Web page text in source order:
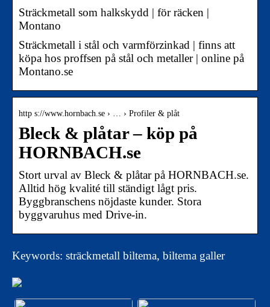
Sträckmetall som halkskydd | för räcken |
Montano
Sträckmetall i stål och varmförzinkad | finns att
köpa hos proffsen på stål och metaller | online på
Montano.se
http s://www.hornbach.se › … › Profiler & plåt
Bleck & plåtar – köp på
HORNBACH.se
Stort urval av Bleck & plåtar på HORNBACH.se.
Alltid hög kvalité till ständigt lågt pris.
Byggbranschens nöjdaste kunder. Stora
byggvaruhus med Drive-in.
Keywords: sträckmetall biltema, biltema galler